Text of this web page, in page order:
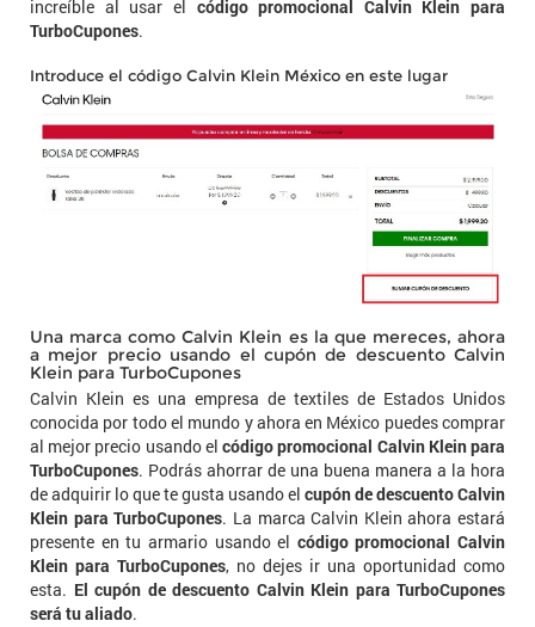
increíble al usar el código promocional Calvin Klein para
TurboCupones.
Introduce el código Calvin Klein México en este lugar
Una marca como Calvin Klein es la que mereces, ahora
a mejor precio usando el cupón de descuento Calvin
Klein para TurboCupones
Calvin Klein es una empresa de textiles de Estados Unidos
conocida por todo el mundo y ahora en México puedes comprar
al mejor precio usando elcódigo promocional Calvin Klein para
TurboCupones. Podrás ahorrar de una buena manera a la hora
de adquirir lo que te gusta usando el cupón de descuento Calvin
Klein para TurboCupones. La marca Calvin Klein ahora estará
presente en tu armario usando el código promocional Calvin
Klein para TurboCupones, no dejes ir una oportunidad como
esta. El cupón de descuento Calvin Klein para TurboCupones
será tu aliado.